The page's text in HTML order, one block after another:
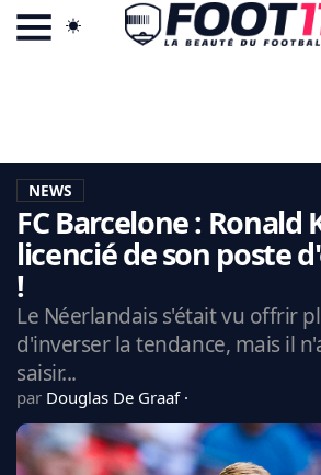
LA CHARTE
VIE PRIVÉE
CGU
CONTACTEZ-NOUS
MERCATO
CDM 2026
EDF
PSG
LIGUE 1
NEWS
FC Barcelone : Ronald
licencié de son poste
!
Le Néerlandais s'était vu offrir
d'inverser la tendance, mais il
saisir...
par Douglas De Graaf